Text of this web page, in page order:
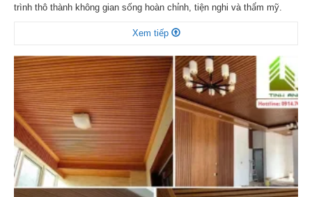
trình thô thành không gian sống hoàn chỉnh, tiện nghi và thẩm mỹ.
hưởng trực tiếp đến độ bền và giá trị sử dụng lâu dài […]
Xem tiếp